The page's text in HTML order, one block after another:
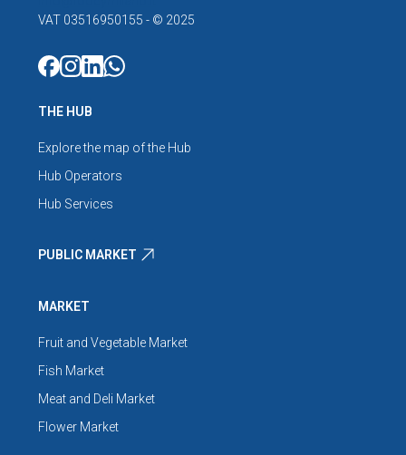
VAT 03516950155 - © 2025
THE HUB
Explore the map of the Hub
Hub Operators
Hub Services
PUBLIC MARKET
MARKET
Fruit and Vegetable Market
Fish Market
Meat and Deli Market
Flower Market